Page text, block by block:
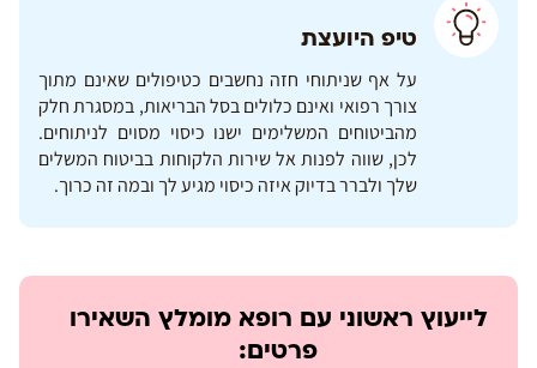
טיפ היועצת
על אף שניתוחי חזה נחשבים כטיפולים שאינם מתוך
צורך רפואי ואינם כלולים בסל הבריאות, במסגרת חלק
מהביטוחים המשלימים ישנו כיסוי מסוים לניתוחים.
לכן, שווה לפנות אל שירות הלקוחות בביטוח המשלים
שלך ולברר בדיוק איזה כיסוי מגיע לך ובמה זה כרוך.
לייעוץ ראשוני עם רופא מומלץ השאירו
פרטים: